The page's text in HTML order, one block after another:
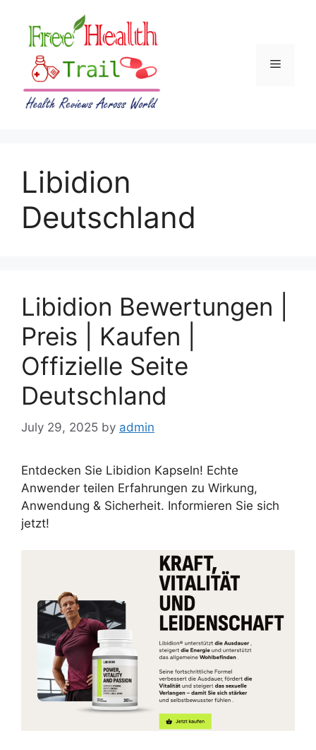
content
Menu
Libidion
Deutschland
Libidion Bewertungen |
Preis | Kaufen |
Offizielle Seite
Deutschland
July 29, 2025 by admin
Entdecken Sie Libidion Kapseln! Echte
Anwender teilen Erfahrungen zu Wirkung,
Anwendung & Sicherheit. Informieren Sie sich
jetzt!